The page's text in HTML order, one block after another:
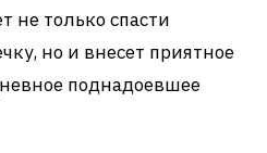
не только спасти
но и внесет приятное
поднадоевшее